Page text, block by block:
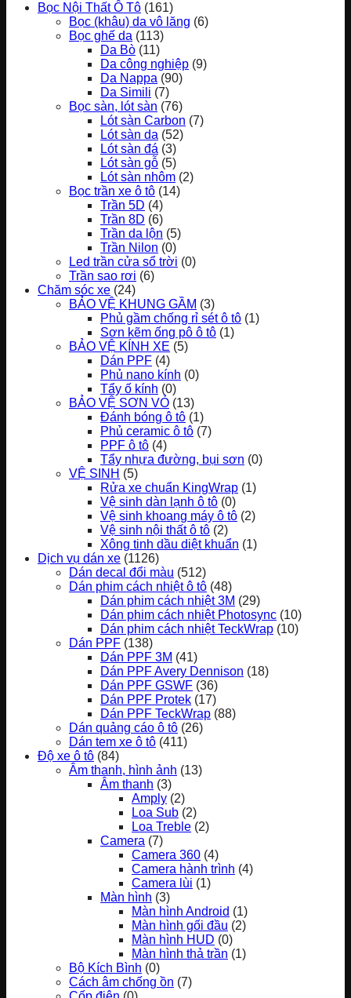
Bọc Nội Thất Ô Tô (161)
Bọc (khâu) da vô lăng (6)
Bọc ghế da (113)
Da Bò (11)
Da công nghiệp (9)
Da Nappa (90)
Da Simili (7)
Bọc sàn, lót sàn (76)
Lót sàn Carbon (7)
Lót sàn da (52)
Lót sàn đá (3)
Lót sàn gỗ (5)
Lót sàn nhôm (2)
Bọc trần xe ô tô (14)
Trần 5D (4)
Trần 8D (6)
Trần da lộn (5)
Trần Nilon (0)
Led trần cửa sổ trời (0)
Trần sao rơi (6)
Chăm sóc xe (24)
BẢO VỆ KHUNG GẦM (3)
Phủ gầm chống rỉ sét ô tô (1)
Sơn kẽm ống pô ô tô (1)
BẢO VỆ KÍNH XE (5)
Dán PPF (4)
Phủ nano kính (0)
Tẩy ố kính (0)
BẢO VỆ SƠN VỎ (13)
Đánh bóng ô tô (1)
Phủ ceramic ô tô (7)
PPF ô tô (4)
Tẩy nhựa đường, bụi sơn (0)
VỆ SINH (5)
Rửa xe chuẩn KingWrap (1)
Vệ sinh dàn lạnh ô tô (0)
Vệ sinh khoang máy ô tô (2)
Vệ sinh nội thất ô tô (2)
Xông tinh dầu diệt khuẩn (1)
Dịch vụ dán xe (1126)
Dán decal đổi màu (512)
Dán phim cách nhiệt ô tô (48)
Dán phim cách nhiệt 3M (29)
Dán phim cách nhiệt Photosync (10)
Dán phim cách nhiệt TeckWrap (10)
Dán PPF (138)
Dán PPF 3M (41)
Dán PPF Avery Dennison (18)
Dán PPF GSWF (36)
Dán PPF Protek (17)
Dán PPF TeckWrap (88)
Dán quảng cáo ô tô (26)
Dán tem xe ô tô (411)
Độ xe ô tô (84)
Âm thanh, hình ảnh (13)
Âm thanh (3)
Amply (2)
Loa Sub (2)
Loa Treble (2)
Camera (7)
Camera 360 (4)
Camera hành trình (4)
Camera lùi (1)
Màn hình (3)
Màn hình Android (1)
Màn hình gối đầu (2)
Màn hình HUD (0)
Màn hình thả trần (1)
Bộ Kích Bình (0)
Cách âm chống ồn (7)